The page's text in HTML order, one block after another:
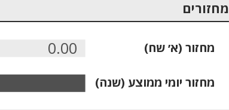
מחזורים
0.00
מחזור יומי ממוצע (שנה)
מחזור (א׳ שח)